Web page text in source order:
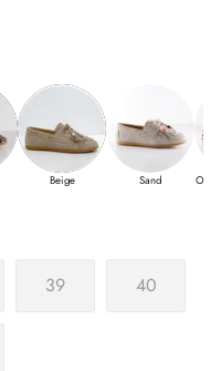
Beige Sand Off
39 40